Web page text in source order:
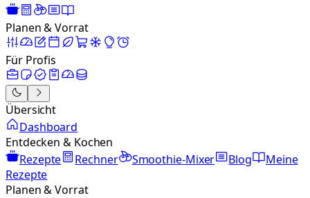
Planen & Vorrat
Für Profis
Übersicht
Dashboard
Entdecken & Kochen
Rezepte
Rechner Smoothie-Mixer Blog
Meine
Rezepte
Planen & Vorrat